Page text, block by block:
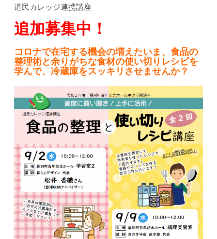
道民カレッジ連携講座
追加募集中！
コロナで在宅する機会の増えたいま、食品の
整理術と余りがちな食材の使い切りレシピを
学んで、冷蔵庫をスッキリさせませんか？